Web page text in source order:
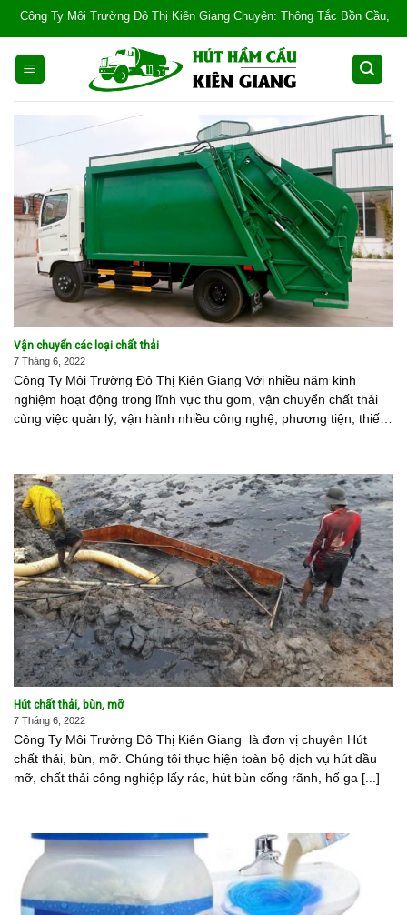
Skip
content
Môi Trường Đô Thị Kiên Giang Chuyên: Thông Tắc Bồn Cầu, Tắc Cống,
Vận chuyển các loại chất thải
7 Tháng 6, 2022
Công Ty Môi Trường Đô Thị Kiên Giang Với nhiều năm kinh
nghiệm hoạt động trong lĩnh vực thu gom, vận chuyển chất thải
cùng việc quản lý, vận hành nhiều công nghệ, phương tiện, thiết
Hút chất thải, bùn, mỡ
7 Tháng 6, 2022
Công Ty Môi Trường Đô Thị Kiên Giang là đơn vị chuyên Hút
chất thải, bùn, mỡ. Chúng tôi thực hiện toàn bộ dịch vụ hút dầu
mỡ, chất thải công nghiệp lấy rác, hút bùn cống rãnh, hố ga [...]